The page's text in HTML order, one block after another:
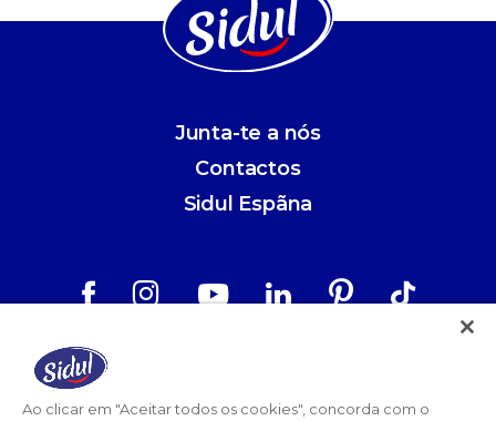
Junta-te a nós
Contactos
Sidul Espãna
Política de Privacidade
Ao clicar em "Aceitar todos os cookies", concorda com o